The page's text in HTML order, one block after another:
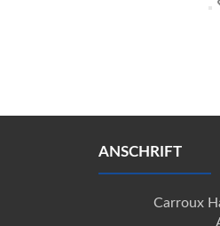
ANSCHRIFT
Carroux